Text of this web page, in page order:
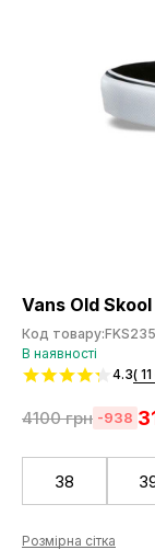
Vans Old
Код товару:
В наявності
4.3(
4100грн -938
38
Розмірна сітка